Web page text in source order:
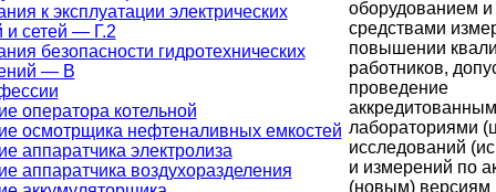
к эксплуатации электрических
и сетей — Г.2
безопасности гидротехнических
— В
оператора котельной
осмотрщика нефтеналивных емкостей
аппаратчика электролиза
аппаратчика воздухоразделения
оборудованием и
средствами
повышении
работников,
проведение
лабораториями
исследований
и измерений по
(новым) версиям